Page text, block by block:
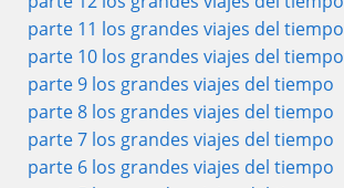
parte 11 los grandes viajes del tiempo
parte 10 los grandes viajes del tiempo
parte 9 los grandes viajes del tiempo
parte 8 los grandes viajes del tiempo
parte 7 los grandes viajes del tiempo
parte 6 los grandes viajes del tiempo